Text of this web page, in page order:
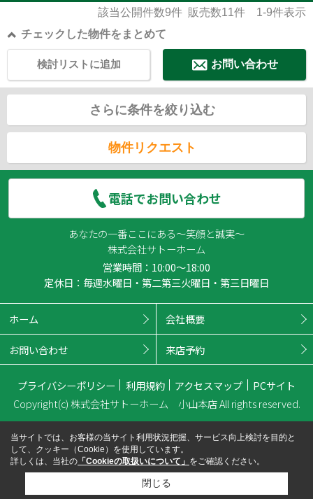
該当公開件数9件 販売数11件 1-9件表示
チェックした物件をまとめて
お問い合わせ
検討リストに追加
さらに条件を絞り込む
物件リクエスト
電話でお問い合わせ
あなたの一番ここにある～笑顔と誠実～
株式会社サトーホーム
営業時間：10:00～18:00
定休日：毎週水曜日・第二第三火曜日・第三日曜日
ホーム 会社概要
お問い合わせ 来店予約
プライバシーポリシー 利用規約 アクセスマップ
PCサイト
Copyright(c) 株式会社サトーホーム 小山本店 All rights reserved.
当サイトでは、お客様の当サイト利用状況把握、サービス向上検討を目的と
して、クッキー（Cookie）を使用しています。
詳しくは、当社の 「Cookieの取扱いについて」 をご確認ください。
閉じる